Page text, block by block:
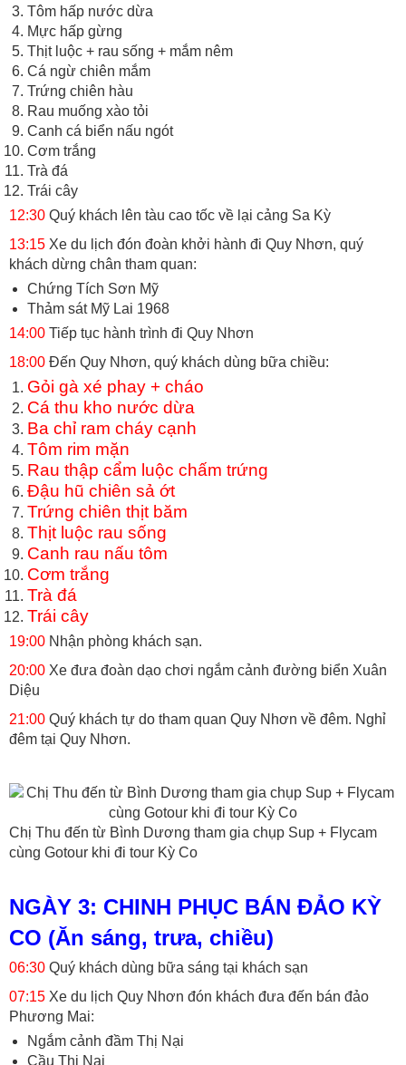
Tôm hấp nước dừa
Mực hấp gừng
Thịt luộc + rau sống + mắm nêm
Cá ngừ chiên mắm
Trứng chiên hàu
Rau muống xào tỏi
Canh cá biển nấu ngót
Cơm trắng
Trà đá
Trái cây
12:30 Quý khách lên tàu cao tốc về lại cảng Sa Kỳ
13:15 Xe du lịch đón đoàn khởi hành đi Quy Nhơn, quý
khách dừng chân tham quan:
Chứng Tích Sơn Mỹ
Thảm sát Mỹ Lai 1968
14:00 Tiếp tục hành trình đi Quy Nhơn
18:00 Đến Quy Nhơn, quý khách dùng bữa chiều:
Gỏi gà xé phay + cháo
Cá thu kho nước dừa
Ba chỉ ram cháy cạnh
Tôm rim mặn
Rau thập cẩm luộc chấm trứng
Đậu hũ chiên sả ớt
Trứng chiên thịt băm
Thịt luộc rau sống
Canh rau nấu tôm
Cơm trắng
Trà đá
Trái cây
19:00 Nhận phòng khách sạn.
20:00 Xe đưa đoàn dạo chơi ngắm cảnh đường biển Xuân
Diệu
21:00 Quý khách tự do tham quan Quy Nhơn về đêm. Nghỉ
đêm tại Quy Nhơn.
Chị Thu đến từ Bình Dương tham gia chụp Sup + Flycam
cùng Gotour khi đi tour Kỳ Co
NGÀY 3: CHINH PHỤC BÁN ĐẢO KỲ
CO (Ăn sáng, trưa, chiều)
06:30 Quý khách dùng bữa sáng tại khách sạn
07:15 Xe du lịch Quy Nhơn đón khách đưa đến bán đảo
Phương Mai:
Ngắm cảnh đầm Thị Nại
Cầu Thị Nại